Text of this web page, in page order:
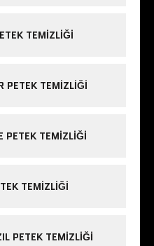
TEMIZLIĞI
PETEK TEMIZLIĞI
PETEK TEMIZLIĞI
TEMIZLIĞI
PETEK TEMIZLIĞI